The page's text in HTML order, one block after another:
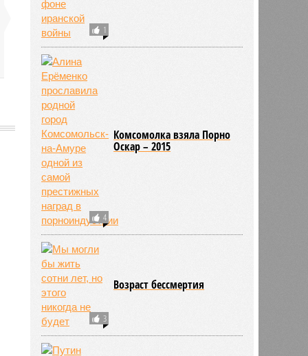
1
4
Комсомолка взяла Порно
Оскар – 2015
3
Возраст бессмертия